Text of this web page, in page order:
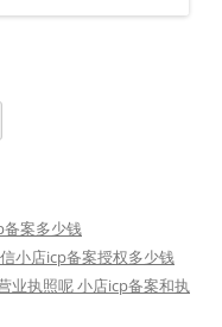
案多少钱
小店icp备案授权多少钱
业执照呢 小店icp备案和执